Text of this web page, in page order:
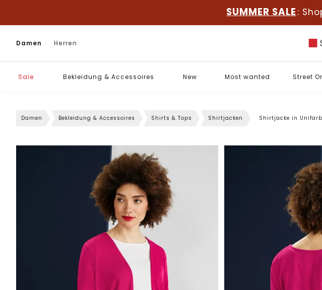
SUMMER SALE :
Damen Herren
Sale Bekleidung & Accessoires New Most wanted Street
Damen Bekleidung & Accessoires Shirts & Tops Shirtjacken Shirtjacke in